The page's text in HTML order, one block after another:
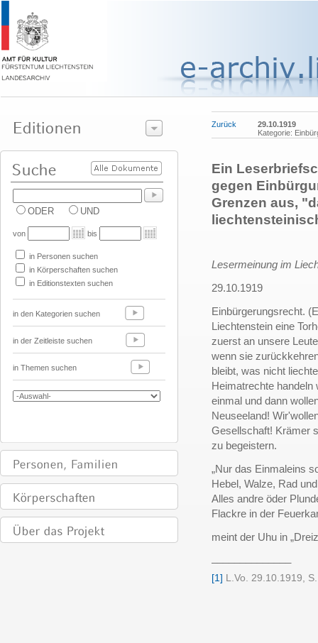
ODER UND
von bis
in Personen suchen
in Körperschaften suchen
in Editionstexten suchen
in den Kategorien suchen
in der Zeitleiste suchen
in Themen suchen
Zurück
29.10.1919
Kategorie:
Ein
gegen
Grenzen aus,
Lesermeinung im
29.10.1919
Einbürgerungsrecht.
Liechtenstein eine
zuerst an unsere
wenn sie
bleibt, was nicht
Heimatrechte handeln
einmal und dann
Neuseeland!
Gesellschaft! Krämer
zu begeistern.
„Nur das Einmaleins
Hebel, Walze, Rad
Alles andre öder
Flackre in der
meint der Uhu in
[1] L.Vo. 29.10.1919,